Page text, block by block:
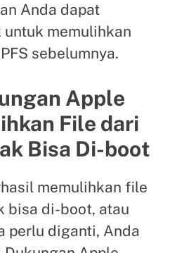
Anda dapat
memulihkan
sebelumnya.
Apple
File dari
Bisa Di-boot
memulihkan file
bisa di-boot, atau
perlu diganti, Anda